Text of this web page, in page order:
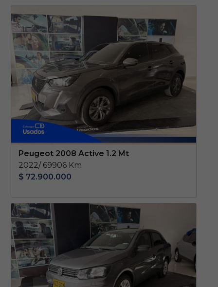
Peugeot 2008 Active 1.2 Mt
2022/ 69906 Km
$ 72.900.000